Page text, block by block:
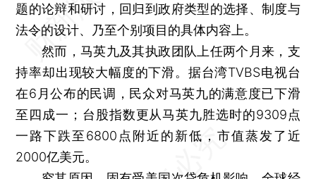
题的论辩和研讨，回归到政府类型的选择、制度与
法令的设计、乃至个别项目的具体内容上。
然而，马英九及其执政团队上任两个月来，支
持率却出现较大幅度的下滑。据台湾TVBS电视台
在6月公布的民调，民众对马英九的满意度已下滑
至四成一；台股指数更从马英九胜选时的9309点
一路下跌至6800点附近的新低，市值蒸发了近
2000亿美元。